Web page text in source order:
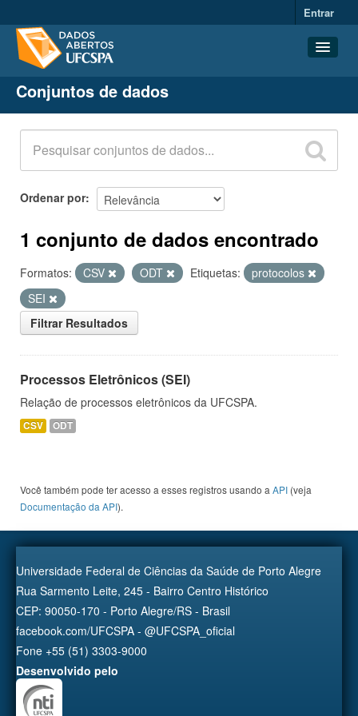
Entrar
Conjuntos de dados
Organizações
Grupos
Sobre
Conjuntos de dados
Ordenar por
1 conjunto de dados encontrado
Formatos: CSV ODT Etiquetas:
protocolos
SEI
Filtrar Resultados
Processos Eletrônicos (SEI)
Relação de processos eletrônicos da UFCSPA.
CSV ODT
Você também pode ter acesso a esses registros usando a API (veja
Documentação da API).
Universidade Federal de Ciências da Saúde de Porto Alegre
Rua Sarmento Leite, 245 - Bairro Centro Histórico
CEP: 90050-170 - Porto Alegre/RS - Brasil
facebook.com/UFCSPA - @UFCSPA_oficial
Fone +55 (51) 3303-9000
Desenvolvido pelo